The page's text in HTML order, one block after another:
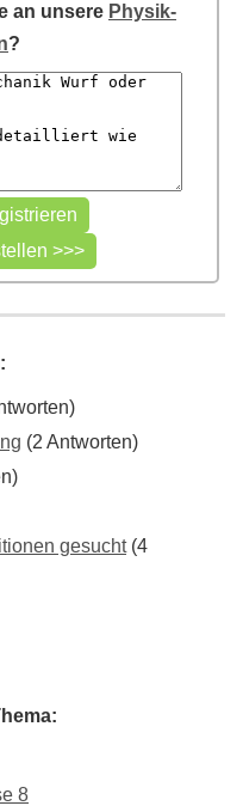
an unsere Physik-
?
(2 Antworten)
gesucht(4
8